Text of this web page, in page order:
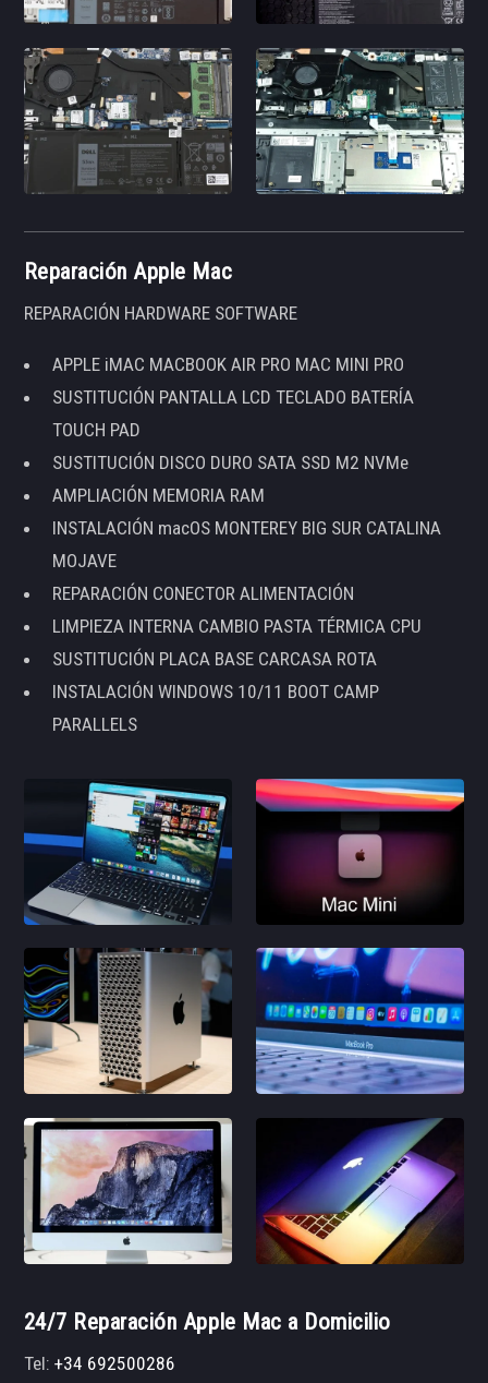
Reparación Apple Mac
REPARACIÓN HARDWARE SOFTWARE
APPLE iMAC MACBOOK AIR PRO MAC MINI PRO
SUSTITUCIÓN PANTALLA LCD TECLADO BATERÍA
TOUCH PAD
SUSTITUCIÓN DISCO DURO SATA SSD M2 NVMe
AMPLIACIÓN MEMORIA RAM
INSTALACIÓN macOS MONTEREY BIG SUR CATALINA
MOJAVE
REPARACIÓN CONECTOR ALIMENTACIÓN
LIMPIEZA INTERNA CAMBIO PASTA TÉRMICA CPU
SUSTITUCIÓN PLACA BASE CARCASA ROTA
INSTALACIÓN WINDOWS 10/11 BOOT CAMP
PARALLELS
24/7 Reparación Apple Mac a Domicilio
Tel:+34 692500286